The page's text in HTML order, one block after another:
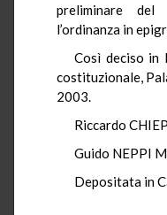
preliminare
l’ordinanza in
Così deciso in
costituzionale,
2003.
Riccardo
Guido NEPPI
Depositata in